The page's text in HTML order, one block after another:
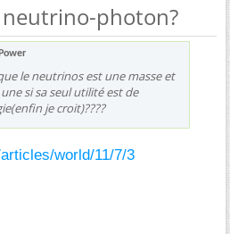
neutrino-photon?
le neutrinos est une masse et
si sa seul utilité est de
je croit)????
world/11/7/3